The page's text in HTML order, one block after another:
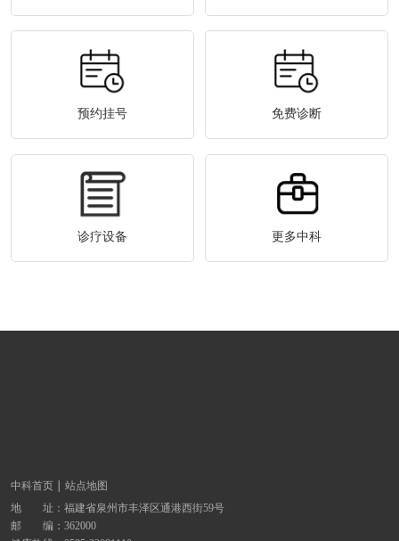
预约挂号 免费诊断
诊疗设备 更多中科
中科首页
站点地图
地 址： 福建省泉州市丰泽区通港西街59号
邮 编：362000